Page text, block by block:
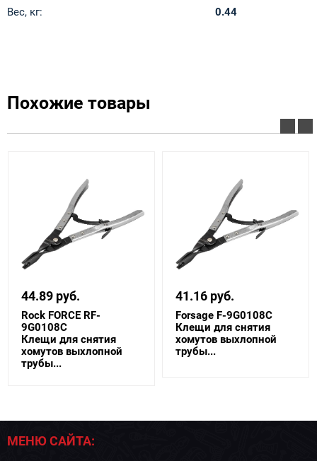
Вес, кг:
0.44
Похожие товары
44.89 руб.
Rock FORCE RF-
9G0108C
Клещи для снятия
хомутов выхлопной
трубы...
41.16 руб.
Forsage F-9G0108C
Клещи для снятия
хомутов выхлопной
трубы...
МЕНЮ САЙТА: